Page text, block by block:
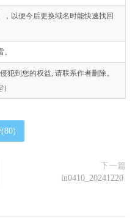
以便今后更换域名时能快速找回
到您的权益, 请联系作者删除。
80)
下一篇
in0410_20241220